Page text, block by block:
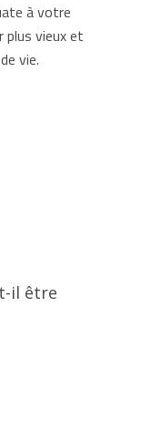
à votre
plus vieux et
vie.
il être